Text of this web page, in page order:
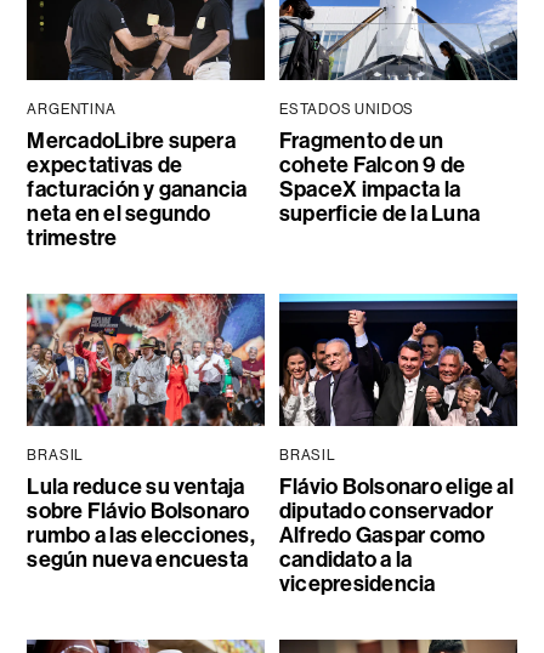
ARGENTINA
MercadoLibre supera
expectativas de
facturación y ganancia
neta en el segundo
trimestre
ESTADOS UNIDOS
Fragmento de un
cohete Falcon 9 de
SpaceX impacta la
superficie de la Luna
BRASIL
Lula reduce su ventaja
sobre Flávio Bolsonaro
rumbo a las elecciones,
según nueva encuesta
BRASIL
Flávio Bolsonaro elige al
diputado conservador
Alfredo Gaspar como
candidato a la
vicepresidencia